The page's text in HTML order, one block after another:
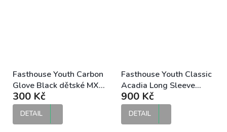
Fasthouse Youth Carbon
Glove Black dětské MX
rukavice
300 Kč
DETAIL
Fasthouse Youth Classic
Acadia Long Sleeve
Jersey Heather Gray
dětský MTB dres
900 Kč
DETAIL